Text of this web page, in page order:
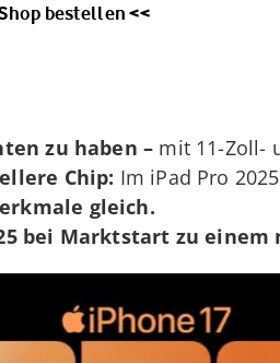
bestellen <<
zu haben – mit 11-Zoll-
Chip: Im iPad Pro
gleich.
bei Marktstart zu einem